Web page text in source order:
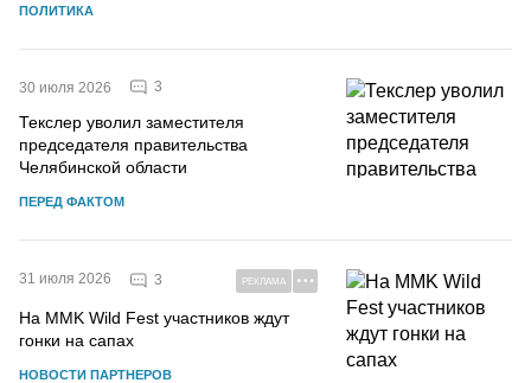
ПОЛИТИКА
30 июля 2026 3
Текслер уволил заместителя
председателя правительства
Челябинской области
ПЕРЕД ФАКТОМ
31 июля 2026 3 РЕКЛАМА
На MMK Wild Fest участников ждут
гонки на сапах
НОВОСТИ ПАРТНЕРОВ